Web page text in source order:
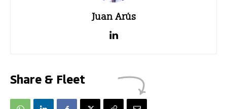
Juan Arús
Share & Fleet